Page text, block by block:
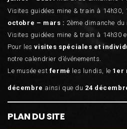
Visites guidées mine & train à 14h30,
octobre – mars : 2ème dimanche
Visites guidées mine & train à 14h30
Pour lesvisites spéciales et
notre calendrier d’événements.
Le musée est fermé les lundis, le 1er
décembre ainsi que du 24
PLAN DU SITE